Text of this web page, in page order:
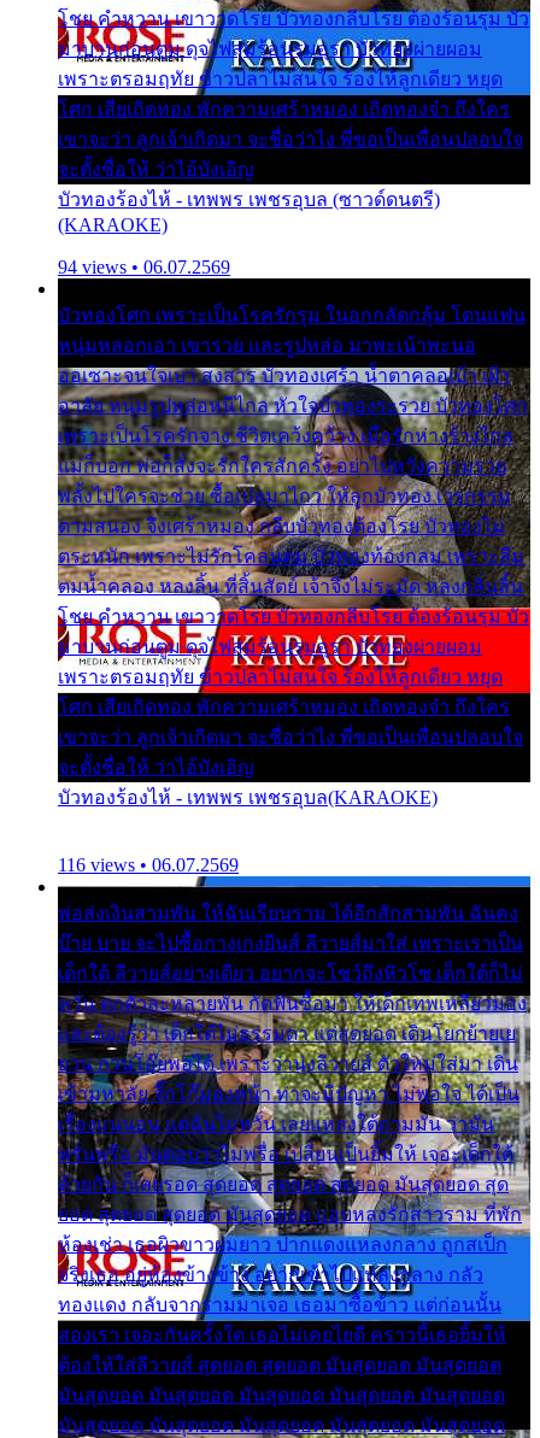
โชย คำหวาน เขาวาดโรย บัวทองกลีบโรย ต้องร้อนรุม บัว
มาบานก่อนตูม ดุจไฟสุมร้อนรุมอุรา บัวทองผ่ายผอม
เพราะตรอมฤทัย ข้าวปลาไม่สนใจ ร้องไห้ลูกเดียว หยุด
โศก เสียเถิดทอง พักความเศร้าหมอง เถิดทองจ๋า ถึงใคร
เขาจะว่า ลูกเจ้าเกิดมา จะชื่อว่าไง พี่ขอเป็นเพื่อนปลอบใจ
จะตั้งชื่อให้ ว่าไอ้บังเอิญ
บัวทองร้องไห้ - เทพพร เพชรอุบล (ซาวด์ดนตรี)
(KARAOKE)
94 views • 06.07.2569
บัวทองโศก เพราะเป็นโรครักรุม ในอกกลัดกลุ้ม โดนแฟน
หนุ่มหลอกเอา เขารวย และรูปหล่อ มาพะเน้าพะนอ
ออเซาะจนใจเบา สงสาร บัวทองเศร้า น้ำตาคลอเบ้า เฝ้า
อาลัย หนุ่มรูปหล่อหนีไกล หัวใจบัวทองระรวย บัวทองโศก
เพราะเป็นโรครักจาง ชีวิตเคว้งคว้าง เมื่อรักห่างร้างไกล
แม่ก็บอก พ่อก็สั่งจะรักใครสักครั้ง อย่าไปหวังความรวย
พลั้งไปใครจะช่วย ซื้อเปลมาไกว ให้ลูกบัวทอง เวรกรรม
ตามสนอง จึงเศร้าหมอง กลีบบัวทองต้องโรย บัวทองไม่
ตระหนัก เพราะไม่รักโคลนตม บัวทองท้องกลม เพราะลืม
ตมน้ำคลอง หลงลิ้น ที่สิ้นสัตย์ เจ้าจึงไม่ระมัด หลงกลิ่นลิ้น
โชย คำหวาน เขาวาดโรย บัวทองกลีบโรย ต้องร้อนรุม บัว
มาบานก่อนตูม ดุจไฟสุมร้อนรุมอุรา บัวทองผ่ายผอม
เพราะตรอมฤทัย ข้าวปลาไม่สนใจ ร้องไห้ลูกเดียว หยุด
โศก เสียเถิดทอง พักความเศร้าหมอง เถิดทองจ๋า ถึงใคร
เขาจะว่า ลูกเจ้าเกิดมา จะชื่อว่าไง พี่ขอเป็นเพื่อนปลอบใจ
จะตั้งชื่อให้ ว่าไอ้บังเอิญ
บัวทองร้องไห้ - เทพพร เพชรอุบล(KARAOKE)
116 views • 06.07.2569
พ่อส่งเงินสามพัน ให้ฉันเรียนราม ได้อีกสักสามพัน ฉันคง
บ๊าย บาย จะไปซื้อกางเกงยีนส์ ลีวายส์มาใส่ เพราะเราเป็น
เด็กใต้ ลีวายส์อย่างเดียว อยากจะโชว์ถึงหิวโซ เด็กใต้ก็ไม่
หวั่น ตกตัวละหลายพัน กัดฟันซื้อมา ให้เด็กเทพเหลียวมอง
และต้องรู้ว่า เด็กใต้ไม่ธรรมดา แต่สุดยอด เดินโยกย้ายเย
ยวน กวนโอ๊ยพอได้ เพราะว่านุ่งลีวายส์ ตัวใหม่ใส่มา เดิน
เข้ามหาลัย จิ๊กโก๊มองหน้า ท่าจะมีปัญหา ไม่พอใจ ได้เป็น
เรื่องแน่นอน แต่ฉันไม่หวั่น เลยแหลงใต้ถามมัน ว่ามัน
พรั่นพรือ มันตอบว่าไม่พรื่อ เปลี่ยนเป็นยิ้มให้ เจอะเด็กใต้
ด้วยกัน ก็เลยรอด สุดยอด สุดยอด สุดยอด มันสุดยอด สุด
ยอด สุดยอด สุดยอด มันสุดยอด แอบหลงรักสาวราม ที่พัก
ห้องเช่า เธอผิวขาวผมยาว ปากแดงแหลงกลาง ถูกสเป็ก
จริงเธอ อยู่ห้องข้างข้าง อยากเข้าไปแหลงกลาง กลัว
ทองแดง กลับจากรามมาเจอ เธอมาซื้อข้าว แต่ก่อนนั้น
สองเรา เจอะกันครั้งใด เธอไม่เคยไยดี คราวนี้เธอยิ้มให้
ต้องให้ใส่ลีวายส์ สุดยอด สุดยอด มันสุดยอด มันสุดยอด
มันสุดยอด มันสุดยอด มันสุดยอด มันสุดยอด มันสุดยอด
มันสุดยอด มันสุดยอด มันสุดยอด มันสุดยอด มันสุดยอด